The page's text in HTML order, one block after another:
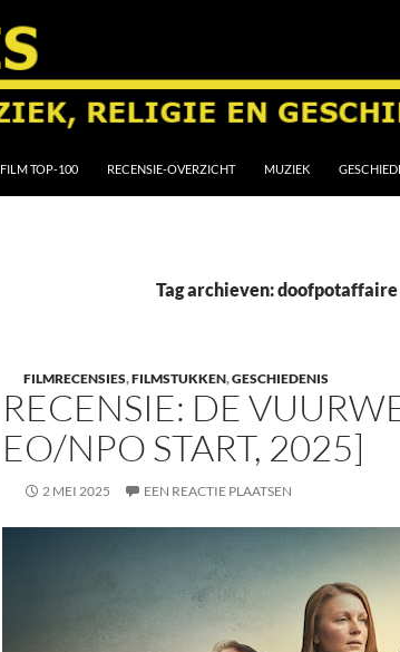
FILM TOP-100 RECENSIE-OVERZICHT MUZIEK
Tag archieven: doofpotaffaire
FILMRECENSIES,FILMSTUKKEN,GESCHIEDENIS
RECENSIE: DE
EO/NPO START, 2025]
2 MEI 2025 EEN REACTIE PLAATSEN